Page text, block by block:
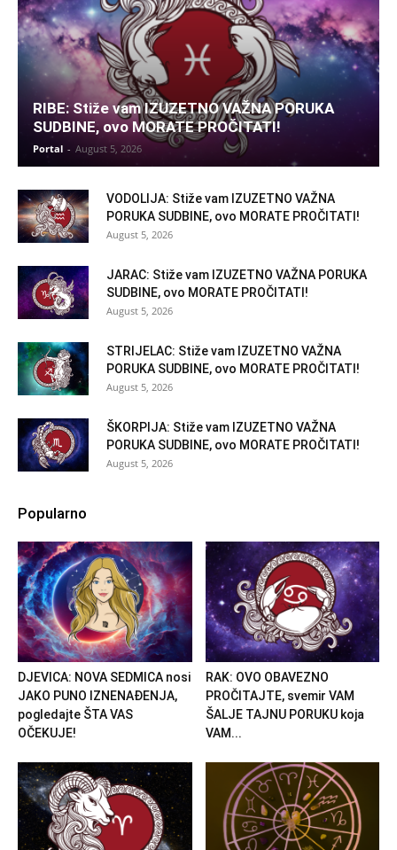
RIBE: Stiže vam IZUZETNO VAŽNA PORUKA
SUDBINE, ovo MORATE PROČITATI!
Portal - August 5, 2026
VODOLIJA: Stiže vam IZUZETNO VAŽNA
PORUKA SUDBINE, ovo MORATE PROČITATI!
August 5, 2026
JARAC: Stiže vam IZUZETNO VAŽNA PORUKA
SUDBINE, ovo MORATE PROČITATI!
August 5, 2026
STRIJELAC: Stiže vam IZUZETNO VAŽNA
PORUKA SUDBINE, ovo MORATE PROČITATI!
August 5, 2026
ŠKORPIJA: Stiže vam IZUZETNO VAŽNA
PORUKA SUDBINE, ovo MORATE PROČITATI!
August 5, 2026
Popularno
DJEVICA: NOVA SEDMICA nosi
JAKO PUNO IZNENAĐENJA,
pogledajte ŠTA VAS
OČEKUJE!
RAK: OVO OBAVEZNO
PROČITAJTE, svemir VAM
ŠALJE TAJNU PORUKU koja
VAM...